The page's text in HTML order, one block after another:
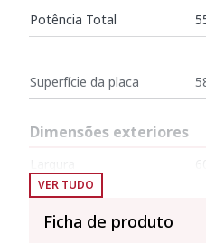
Potência Total
Superfície da placa
Dimensões exteriores
Profundidade
Altura
VER TUDO
Ficha de produto